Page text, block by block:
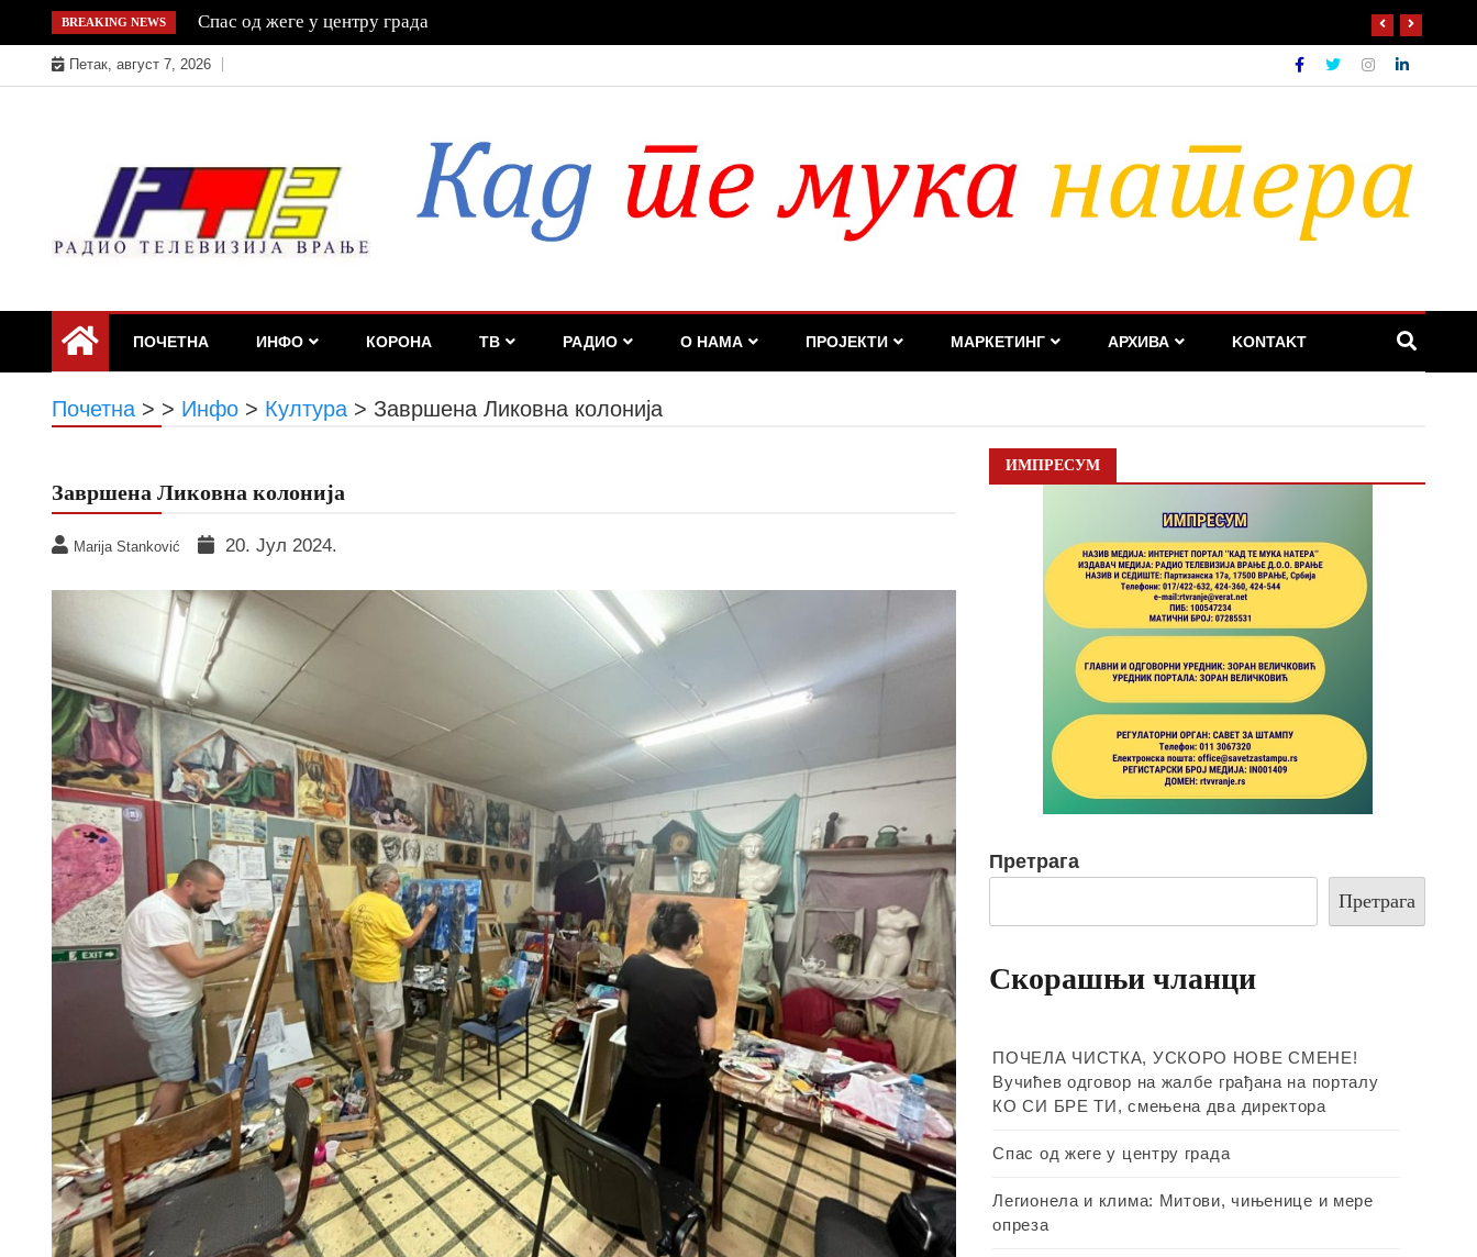
to
content
BREAKING NEWS Легионела и клима: Митови, чињенице и мере опреза
Петак, август 7, 2026
ПОЧЕТНА ИНФО КОРОНА ТВ РАДИО О НАМА ПРОЈЕКТИ МАРКЕТИНГ АРХИВА KONTAKT
Почетна > > Инфо > Култура > Завршена Ликовна колонија
Завршена Ликовна колонија
Marija Stanković 20. Јул 2024.
ИМПРЕСУМ
Претрага
Претрага
Скорашњи чланци
ПОЧЕЛА ЧИСТКА, УСКОРО НОВЕ СМЕНЕ!
Вучићев одговор на жалбе грађана на порталу
КО СИ БРЕ ТИ, смењена два директора
Спас од жеге у центру града
Легионела и клима: Митови, чињенице и мере
опреза